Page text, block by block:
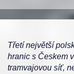
Třetí největší
hranic s Českem
tramvajovou síť,